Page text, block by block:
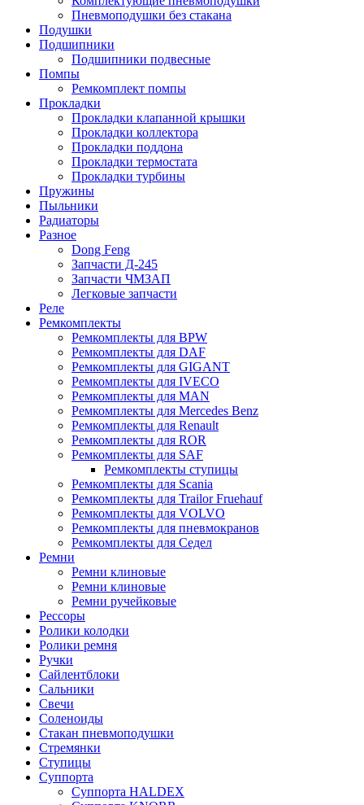
Пневмоподушки без стакана
Подушки
Подшипники
Подшипники подвесные
Помпы
Ремкомплект помпы
Прокладки
Прокладки клапанной крышки
Прокладки коллектора
Прокладки поддона
Прокладки термостата
Прокладки турбины
Пружины
Пыльники
Радиаторы
Разное
Dong Feng
Запчасти Д-245
Запчасти ЧМЗАП
Легковые запчасти
Реле
Ремкомплекты
Ремкомплекты для BPW
Ремкомплекты для DAF
Ремкомплекты для GIGANT
Ремкомплекты для IVECO
Ремкомплекты для MAN
Ремкомплекты для Mercedes Benz
Ремкомплекты для Renault
Ремкомплекты для ROR
Ремкомплекты для SAF
Ремкомплекты ступицы
Ремкомплекты для Scania
Ремкомплекты для Trailor Fruehauf
Ремкомплекты для VOLVO
Ремкомплекты для пневмокранов
Ремкомплекты для Седел
Ремни
Ремни клиновые
Ремни клиновые
Ремни ручейковые
Рессоры
Ролики колодки
Ролики ремня
Ручки
Сайлентблоки
Сальники
Свечи
Соленоиды
Стакан пневмоподушки
Стремянки
Ступицы
Суппорта
Суппорта HALDEX